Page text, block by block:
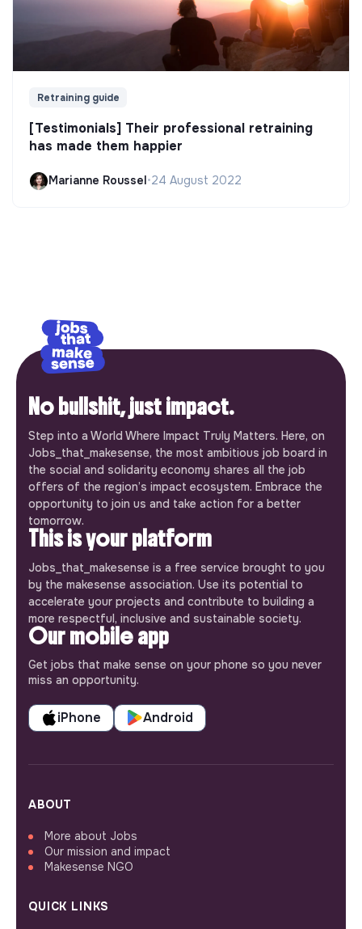
Retraining guide
[Testimonials] Their professional retraining
has made them happier
Marianne Roussel•24 August 2022
No bullshit, just impact.
Step into a World Where Impact Truly Matters. Here, on
Jobs_that_makesense, the most ambitious job board in
the social and solidarity economy shares all the job
offers of the region’s impact ecosystem. Embrace the
opportunity to join us and take action for a better
tomorrow.
This is your platform
Jobs_that_makesense is a free service brought to you
by the makesense association. Use its potential to
accelerate your projects and contribute to building a
more respectful, inclusive and sustainable society.
Our mobile app
Get jobs that make sense on your phone so you never
miss an opportunity.
iPhone Android
ABOUT
More about Jobs
Our mission and impact
Makesense NGO
QUICK LINKS